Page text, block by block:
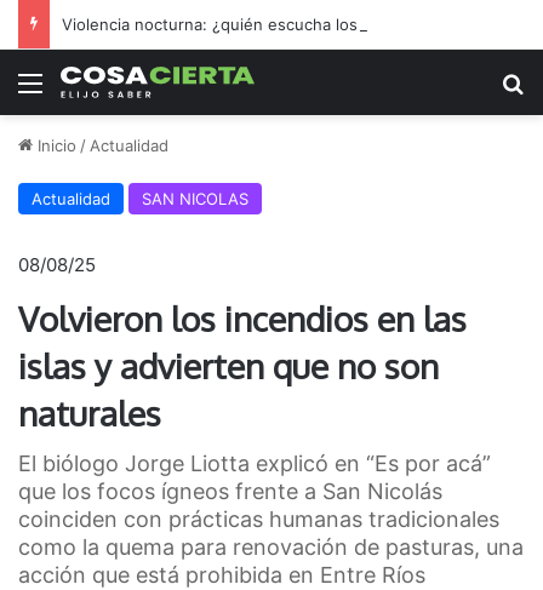
Menú
Inicio / Actualidad
Actualidad SAN NICOLAS
08/08/25
Volvieron los incendios en las
islas y advierten que no son
naturales
El biólogo Jorge Liotta explicó en “Es por acá”
que los focos ígneos frente a San Nicolás
coinciden con prácticas humanas tradicionales
como la quema para renovación de pasturas, una
acción que está prohibida en Entre Ríos